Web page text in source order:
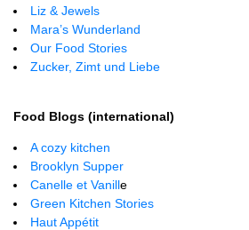
Liz & Jewels
Mara’s Wunderland
Our Food Stories
Zucker, Zimt und Liebe
Food Blogs (international)
A cozy kitchen
Brooklyn Supper
Canelle et Vanille
Green Kitchen Stories
Haut Appétit